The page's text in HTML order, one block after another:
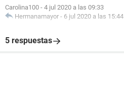
Carolina100 - 4 jul 2020 a las 09:33
Hermanamayor - 6 jul 2020 a las 15:44
5 respuestas